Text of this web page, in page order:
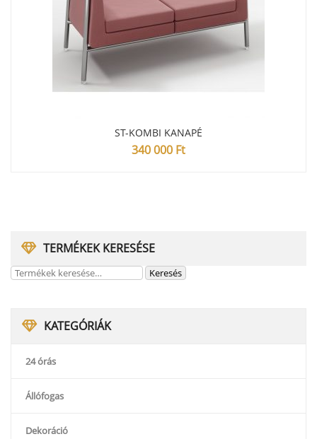
TERMÉKEK KERESÉSE
KATEGÓRIÁK
24 órás
Állófogas
Dekoráció
ST-KOMBI KANAPÉ
340 000 Ft